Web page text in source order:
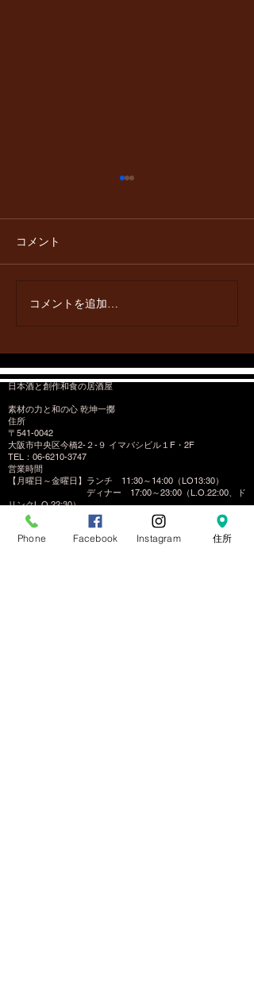
当店の定番コース３コース、
日のご注文も出来るようにな
りました。 コース内容は下記
e/%E3%82%B3%E3%83%B
C%E3%82%B9
コメント
コメントを追加…
日本酒と創作和食の居酒屋
素材の力と和の心 乾坤一擲
住所
〒541-0042
大阪市中央区今橋2-２-９ イマバシビル１F・2F
​TEL：06-6210-3747
営業時間
【月曜日～金曜日】ランチ 11:30～14:00（LO13:30）
ディナー 17:00～23:00（L.O.22:00、ド
リンクL.O.22:30）
【土曜日】 （休みの場合あり） ディナー18:00～
23:00（L.O.22:00、ドリンクL.O.22:30）
定休日
日曜日・祝日
Phone Facebook Instagram 住所